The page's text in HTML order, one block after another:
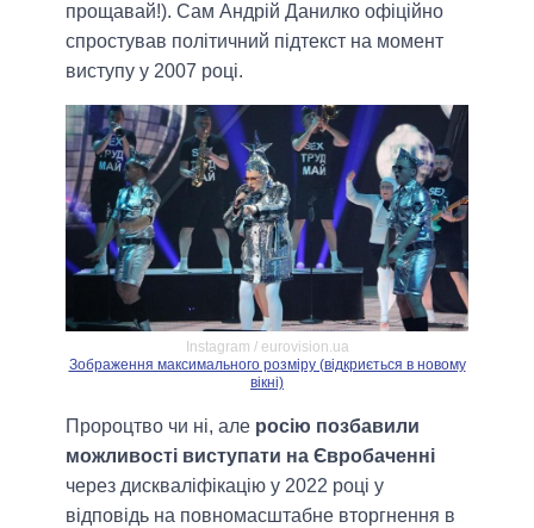
прощавай!). Сам Андрій Данилко офіційно
спростував політичний підтекст на момент
виступу у 2007 році.
Instagram / eurovision.ua
Зображення максимального розміру (відкриється в новому
вікні)
Пророцтво чи ні, але росію позбавили
можливості виступати на Євробаченні
через дискваліфікацію у 2022 році у
відповідь на повномасштабне вторгнення в